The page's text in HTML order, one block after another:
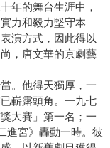
年的舞台生涯中，
力和毅力堅守本
演方式，因此得以
，唐文華的京劇藝
。他得天獨厚，一
嶄露頭角。一九七
大賽」第一名；一
進宮》轟動一時。彼